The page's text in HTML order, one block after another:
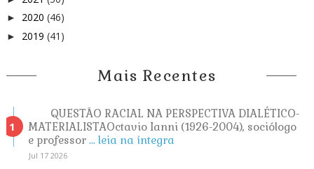
► 2020 (46)
► 2019 (41)
Mais Recentes
QUESTÃO RACIAL NA PERSPECTIVA DIALÉTICO-
MATERIALISTAOctavio Ianni (1926-2004), sociólogo
e professor ... leia na íntegra
Jul 17 2026